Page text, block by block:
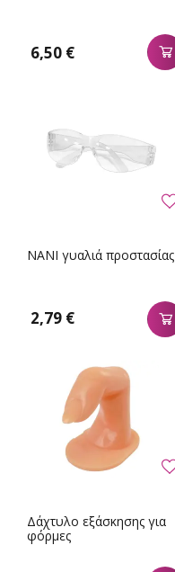
6,50 €
NANI γυαλιά προστασίας
2,79 €
Δάχτυλο εξάσκησης για
φόρμες